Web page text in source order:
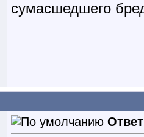
сумасшедшего